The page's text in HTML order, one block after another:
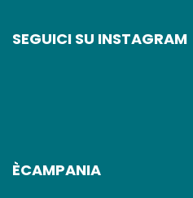
SEGUICI SU INSTAGRAM
ÈCAMPANIA